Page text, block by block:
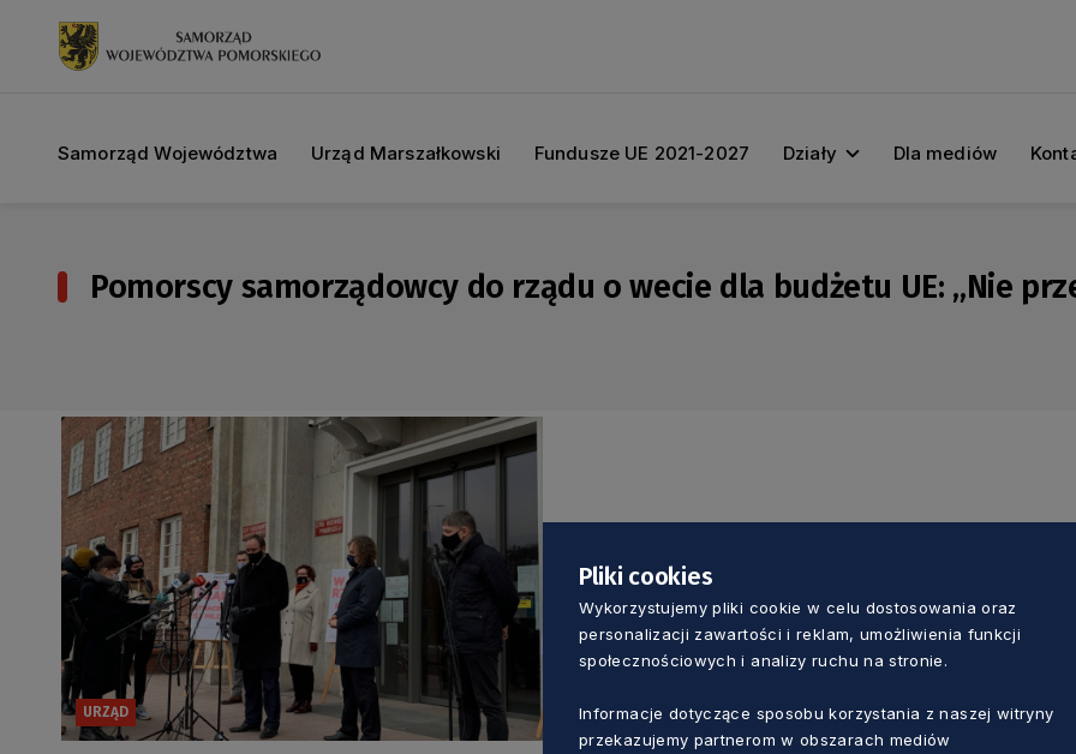
Samorząd Województwa Urząd Marszałkowski Fundusze UE 2021-2027 Działy Dla mediów
Pomorscy samorządowcy do rządu o wecie dla budżetu UE: „Nie
URZĄD
Pliki cookies
Wykorzystujemy pliki cookie w celu dostosowania oraz
personalizacji zawartości i reklam, umożliwienia funkcji
społecznościowych i analizy ruchu na stronie.
Informacje dotyczące sposobu korzystania z naszej witryny
przekazujemy partnerom w obszarach mediów